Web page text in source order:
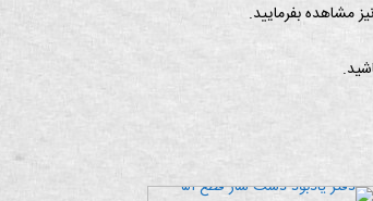
مشاهده بفرمایید.